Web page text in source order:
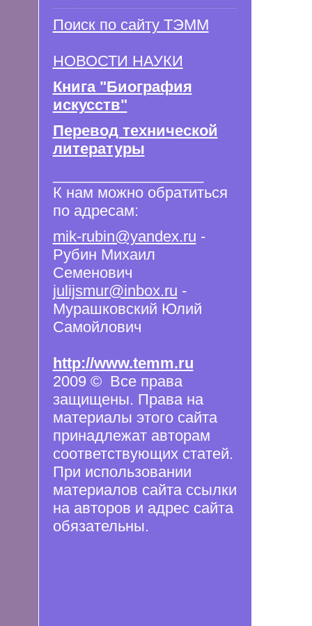
Поиск по сайту ТЭММ
НОВОСТИ НАУКИ
Книга "Биография
искусств"
Перевод технической
литературы
К нам можно обратиться
по адресам:
mik-rubin@yandex.ru -
Рубин Михаил
Семенович
julijsmur@inbox.ru -
Мурашковский Юлий
Самойлович
http://www.temm.ru
2009 © Все права
защищены. Права на
материалы этого сайта
принадлежат авторам
соответствующих статей.
При использовании
материалов сайта ссылки
на авторов и адрес сайта
обязательны.